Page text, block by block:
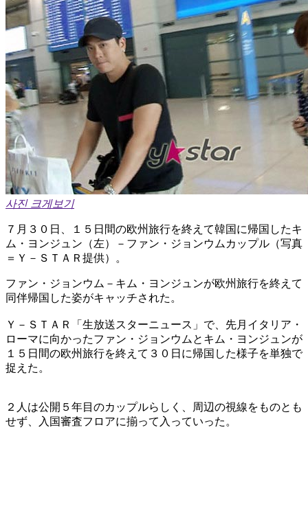
사진 크게보기
７月３０日、１５日間の欧州旅行を終えて韓国に帰国したキ
ム・ヨンジュン（左）－ファン・ジョンウムカップル（写真
＝Ｙ－ＳＴＡＲ提供）。
ファン・ジョンウム－キム・ヨンジュンが欧州旅行を終えて
同伴帰国した姿がキャッチされた。
Ｙ－ＳＴＡＲ「生放送スターニュース」で、先月イタリア・
ローマに向かったファン・ジョンウムとキム・ヨンジュンが
１５日間の欧州旅行を終えて３０日に帰国した様子を単独で
捉えた。
２人は公開５年目のカップルらしく、周辺の視線をものとも
せず、入国審査フロアに揃って入っていった。